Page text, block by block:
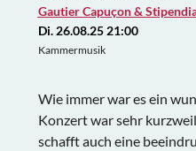
Gautier Capuçon &
Di. 26.08.25 21:00
Kammermusik
Wie immer war es ein
Konzert war sehr
schafft auch eine